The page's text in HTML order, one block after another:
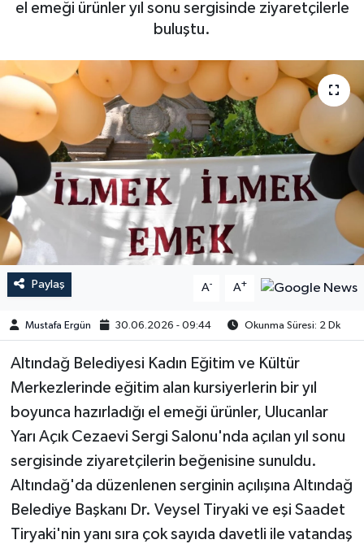
el emeği ürünler yıl sonu sergisinde ziyaretçilerle
buluştu.
Paylaş A- A+
Mustafa Ergün 30.06.2026 - 09:44 Okunma Süresi: 2 Dk
Altındağ Belediyesi Kadın Eğitim ve Kültür
Merkezlerinde eğitim alan kursiyerlerin bir yıl
boyunca hazırladığı el emeği ürünler, Ulucanlar
Yarı Açık Cezaevi Sergi Salonu'nda açılan yıl sonu
sergisinde ziyaretçilerin beğenisine sunuldu.
Altındağ'da düzenlenen serginin açılışına Altındağ
Belediye Başkanı Dr. Veysel Tiryaki ve eşi Saadet
Tiryaki'nin yanı sıra çok sayıda davetli ile vatandaş